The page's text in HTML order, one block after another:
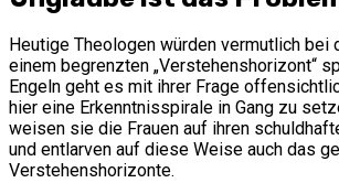
Heutige Theologen würden vermutlich bei
einem begrenzten „Verstehenshorizont“
Engeln geht es mit ihrer Frage
hier eine Erkenntnisspirale in Gang zu
weisen sie die Frauen auf ihren
und entlarven auf diese Weise auch das
Verstehenshorizonte.